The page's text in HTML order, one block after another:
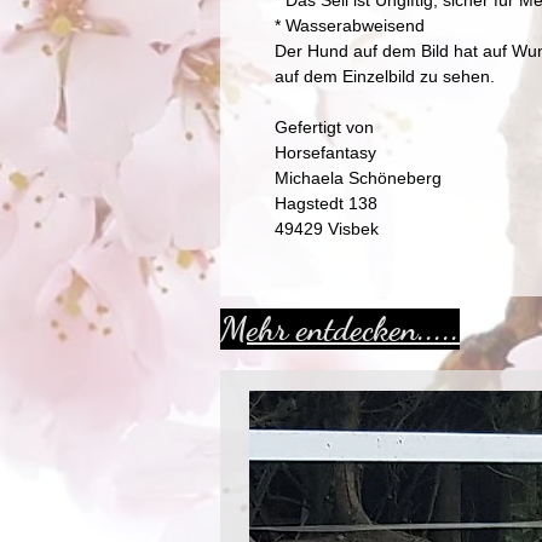
* Wasserabweisend
Der Hund auf dem Bild hat auf
auf dem Einzelbild zu sehen.
Gefertigt von
Horsefantasy
Michaela Schöneberg
Hagstedt 138
49429 Visbek
Mehr entdecken.....